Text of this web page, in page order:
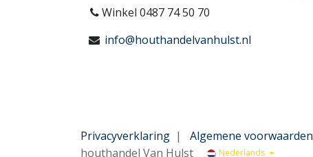
Winkel 0487 74 50 70
info@houthandelvanhulst.nl
Privacyverklaring | Algemene voorwaarden
houthandel Van Hulst
Nederlands